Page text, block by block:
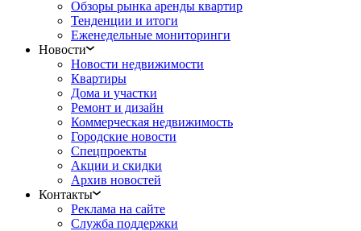
Обзоры рынка аренды квартир
Тенденции и итоги
Еженедельные мониторинги
Новости
Новости недвижимости
Квартиры
Дома и участки
Ремонт и дизайн
Коммерческая недвижимость
Городские новости
Спецпроекты
Акции и скидки
Архив новостей
Контакты
Реклама на сайте
Служба поддержки